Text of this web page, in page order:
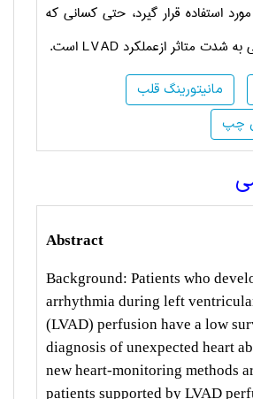
استفاده قرار گیرد، حتی کسانی که
به شدت متاثر ازعملکردLVAD است.
مانیتورینگ قلب
چپ
Abstract
Background: Patients who
arrhythmia during left
(LVAD) perfusion have a low
diagnosis of unexpected heart
new heart-monitoring methods
patients supported by LVAD